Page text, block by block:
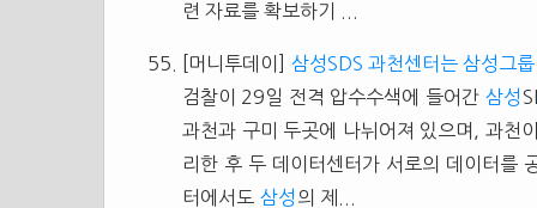
련 자료를 확보하기 ...
[머니투데이] 삼성SDS 과천센터는 삼성그
검찰이 29일 전격 압수수색에 들어간 삼성
과천과 구미 두곳에 나뉘어져 있으며, 과천
리한 후 두 데이터센터가 서로의 데이터를
터에서도 삼성 의 제...